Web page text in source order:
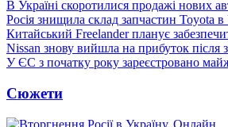
В Україні скоротилися продажі нових
Росія знищила склад запчастин Toyota в
Китайський Freelander планує
Nissan знову вийшла на прибуток після
У ЄС з початку року зареєстровано
Сюжети